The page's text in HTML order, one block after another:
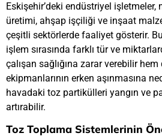
Eskişehir’deki endüstriyel işletmeler,
üretimi, ahşap işçiliği ve inşaat
çeşitli sektörlerde faaliyet gösterir.
işlem sırasında farklı tür ve
çalışan sağlığına zarar verebilir
ekipmanlarının erken aşınmasına
havadaki toz partikülleri yangın ve
artırabilir.
Toz Toplama Sistemlerinin